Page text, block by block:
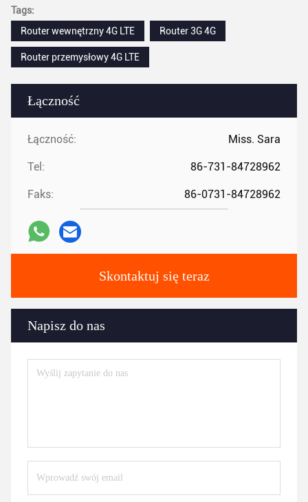
Łączność
Łączność: Miss. Sara
Tel: 86-731-84728962
Faks: 86-0731-84728962
Skontaktuj się teraz
Napisz do nas
Tags:
Router wewnętrzny 4G LTE
Router 3G 4G
Router przemysłowy 4G LTE